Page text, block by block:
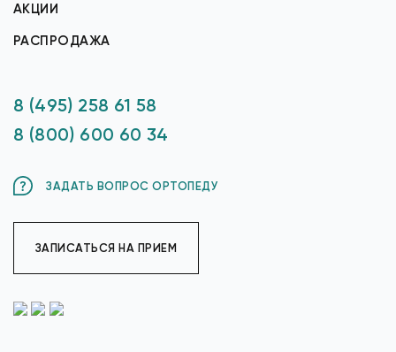
АКЦИИ
РАСПРОДАЖА
8 (495) 258 61 58
8 (800) 600 60 34
ЗАДАТЬ ВОПРОС ОРТОПЕДУ
ЗАПИСАТЬСЯ НА ПРИЕМ